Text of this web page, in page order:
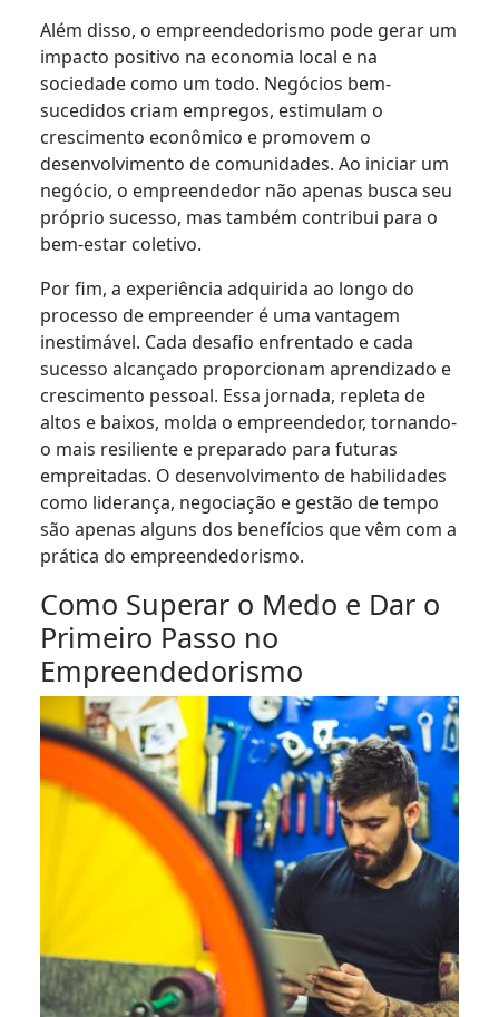
Além disso, o empreendedorismo pode gerar um
impacto positivo na economia local e na
sociedade como um todo. Negócios bem-
sucedidos criam empregos, estimulam o
crescimento econômico e promovem o
desenvolvimento de comunidades. Ao iniciar um
negócio, o empreendedor não apenas busca seu
próprio sucesso, mas também contribui para o
bem-estar coletivo.
Por fim, a experiência adquirida ao longo do
processo de empreender é uma vantagem
inestimável. Cada desafio enfrentado e cada
sucesso alcançado proporcionam aprendizado e
crescimento pessoal. Essa jornada, repleta de
altos e baixos, molda o empreendedor, tornando-
o mais resiliente e preparado para futuras
empreitadas. O desenvolvimento de habilidades
como liderança, negociação e gestão de tempo
são apenas alguns dos benefícios que vêm com a
prática do empreendedorismo.
Como Superar o Medo e Dar o
Primeiro Passo no
Empreendedorismo